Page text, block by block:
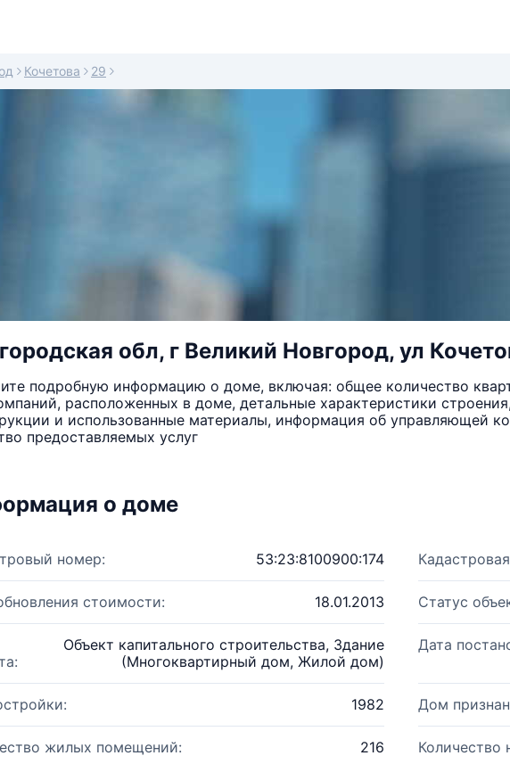
Кочетова 29
обл, г Великий Новгород, ул
подробную информацию о доме, включая: общее количество
расположенных в доме, детальные характеристики
и использованные материалы, информация об управляющей
предоставляемых услуг
о доме
номер: 53:23:8100900:174
стоимости: 18.01.2013 Статус
Объект капитального строительства, Здание
(Многоквартирный дом, Жилой дом)
Дата
1982 Дом
жилых помещений: 216